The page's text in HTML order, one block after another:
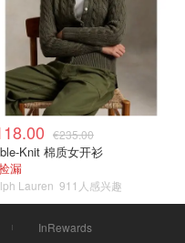
€235.00
Knit 棉质女开衫
漏
Lauren 911人感兴趣
InRewards